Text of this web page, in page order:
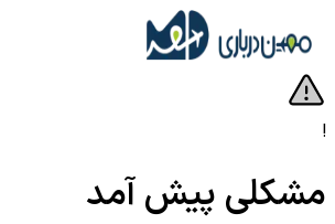
!
مشکلی پیش آمد